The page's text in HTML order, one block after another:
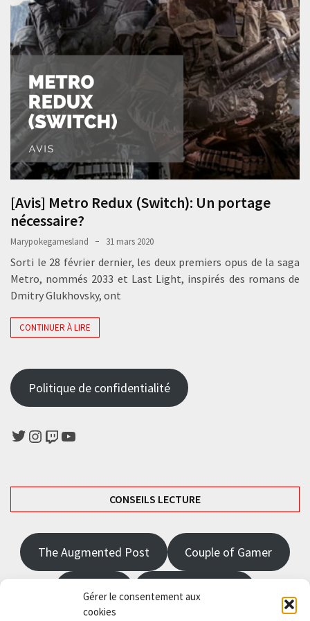
Gérer le consentement aux
cookies
[Avis] Metro Redux (Switch): Un portage
nécessaire?
Marypokegamesland 31 mars 2020
Sorti le 28 février dernier, les deux premiers opus de la saga
Metro, nommés 2033 et Last Light, inspirés des romans de
Dmitry Glukhovsky, ont
CONTINUER À LIRE
Politique de confidentialité
Twitter
Instagram
TwitchYouTube
CONSEILS LECTURE
The Augmented Post Couple of Gamer
JRPGFR State of Gaming